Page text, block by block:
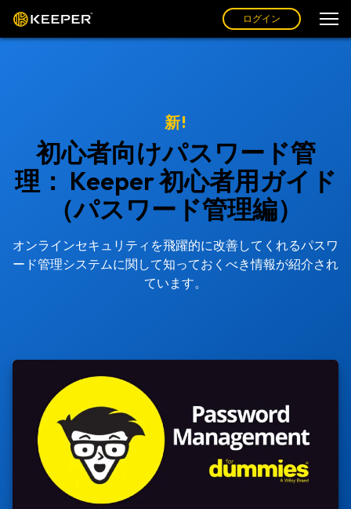
ログイン
新!
初心者向けパスワード管
理： Keeper 初心者用ガイド
（パスワード管理編）
オンラインセキュリティを飛躍的に改善してくれるパスワ
ード管理システムに関して知っておくべき情報が紹介され
ています。